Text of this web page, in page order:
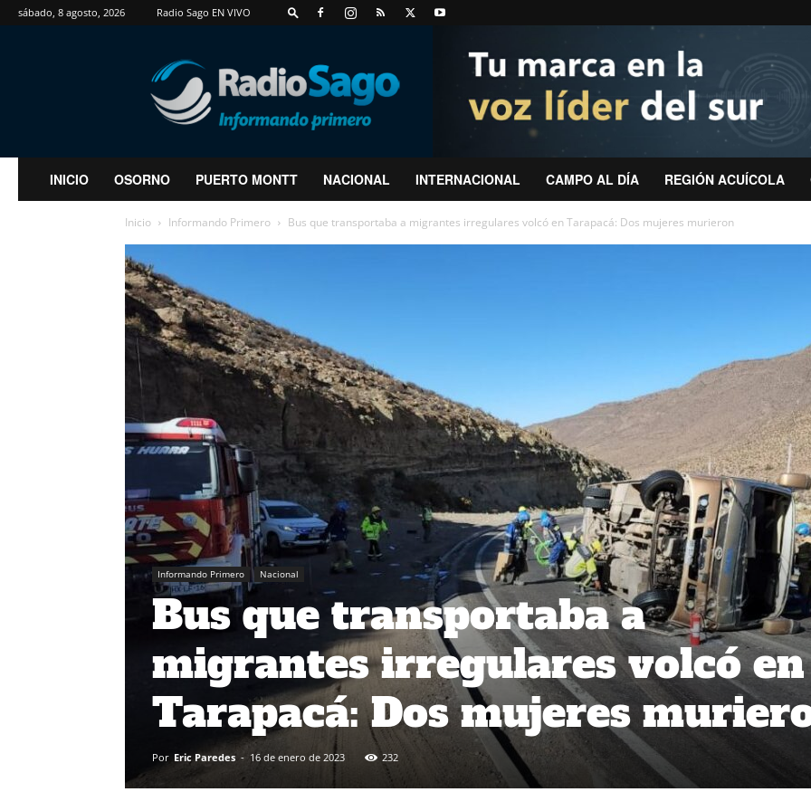
sábado, 8 agosto, 2026 Radio Sago EN VIVO
RadioSago
INICIO OSORNO PUERTO MONTT NACIONAL INTERNACIONAL CAMPO AL DÍA REGIÓN ACUÍCOLA
Inicio Informando Primero Bus que transportaba a migrantes irregulares volcó en Tarapacá: Dos mujeres murieron
Informando Primero Nacional
Bus que transportaba a
migrantes irregulares volcó en
Tarapacá: Dos mujeres
Por Eric Paredes - 16 de enero de 2023 232